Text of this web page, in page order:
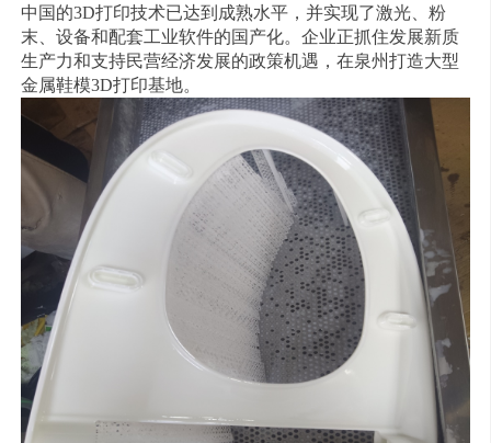
中国的3D打印技术已达到成熟水平，并实现了激光、粉
末、设备和配套工业软件的国产化。企业正抓住发展新质
生产力和支持民营经济发展的政策机遇，在泉州打造大型
金属鞋模3D打印基地。